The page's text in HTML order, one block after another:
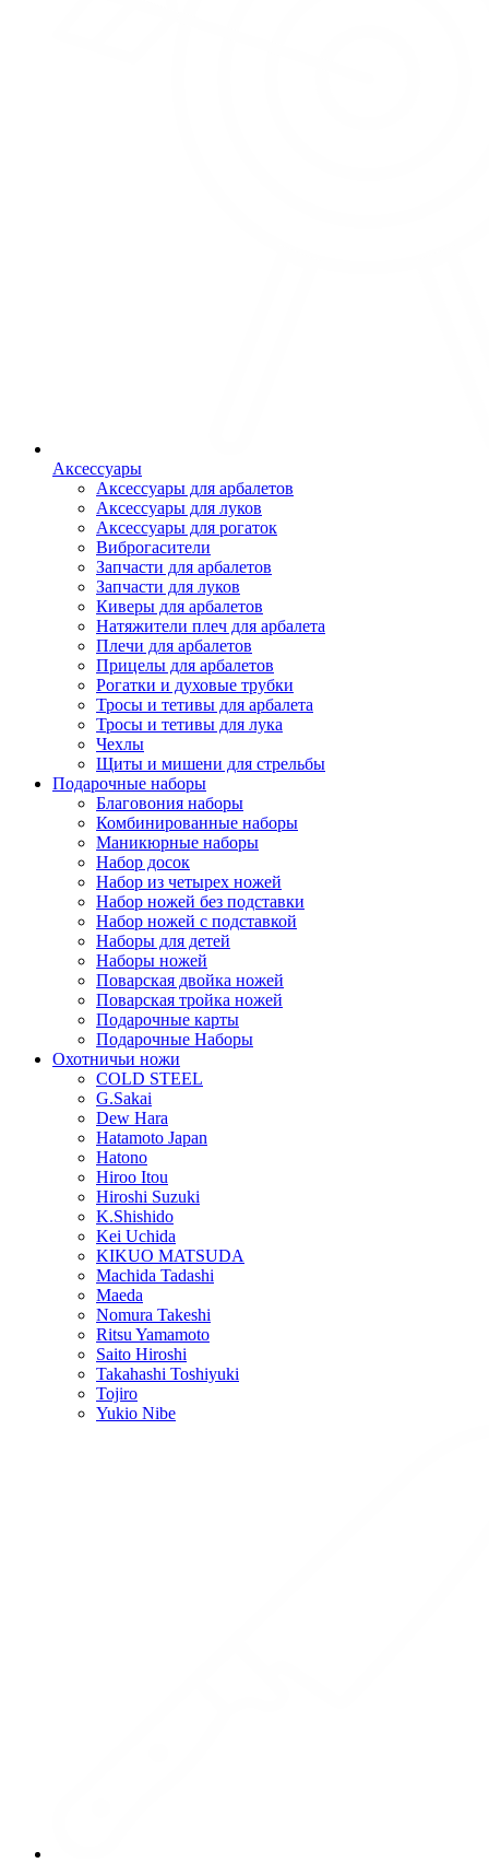
Аксессуары
Аксессуары для арбалетов
Аксессуары для луков
Аксессуары для рогаток
Виброгасители
Запчасти для арбалетов
Запчасти для луков
Киверы для арбалетов
Натяжители плеч для арбалета
Плечи для арбалетов
Прицелы для арбалетов
Рогатки и духовые трубки
Тросы и тетивы для арбалета
Тросы и тетивы для лука
Чехлы
Щиты и мишени для стрельбы
Подарочные наборы
Благовония наборы
Комбинированные наборы
Маникюрные наборы
Набор досок
Набор из четырех ножей
Набор ножей без подставки
Набор ножей с подставкой
Наборы для детей
Наборы ножей
Поварская двойка ножей
Поварская тройка ножей
Подарочные карты
Подарочные Наборы
Охотничьи ножи
COLD STEEL
G.Sakai
Dew Hara
Hatamoto Japan
Hatono
Hiroo Itou
Hiroshi Suzuki
K.Shishido
Kei Uchida
KIKUO MATSUDA
Machida Tadashi
Maeda
Nomura Takeshi
Ritsu Yamamoto
Saito Hiroshi
Takahashi Toshiyuki
Tojiro
Yukio Nibe